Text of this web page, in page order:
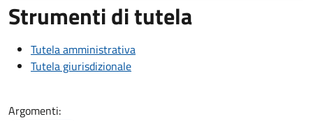
Strumenti di tutela
Tutela amministrativa
Tutela giurisdizionale
Argomenti: